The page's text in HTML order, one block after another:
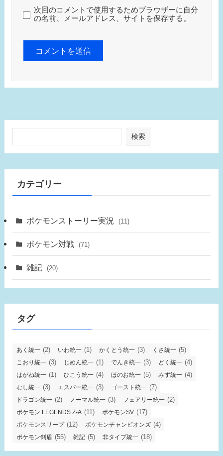
次回のコメントで使用するためブラウザーに自分
の名前、メールアドレス、サイトを保存する。
検索
カテゴリー
ポケモンストーリー実況 (11)
ポケモン対戦 (71)
雑記 (20)
タグ
あく統一 (2) いわ統一 (1) かくとう統一 (3) くさ統一 (5)
こおり統一 (3) じめん統一 (1) でんき統一 (3) どく統一 (4)
はがね統一 (1) ひこう統一 (4) ほのお統一 (5) みず統一 (4)
むし統一 (3) エスパー統一 (3) ゴースト統一 (7)
ドラゴン統一 (2) ノーマル統一 (3) フェアリー統一 (2)
ポケモン LEGENDS Z-A (11) ポケモンSV (17)
ポケモンスリープ(12) ポケモンチャンピオンズ (4)
ポケモン剣盾 (55) 雑記 (5) 非タイプ統一 (18)